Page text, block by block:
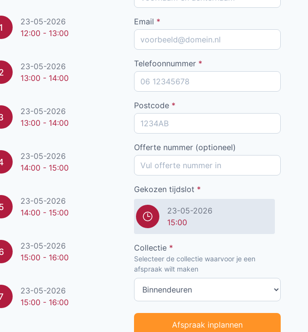
1
23-05-2026
12:00 - 13:00
23-05-2026
13:00 - 14:00
23-05-2026
13:00 - 14:00
23-05-2026
14:00 - 15:00
23-05-2026
14:00 - 15:00
23-05-2026
15:00 - 16:00
23-05-2026
15:00 - 16:00
Email *
Telefoonnummer *
Postcode *
Offerte nummer (optioneel)
Gekozen tijdslot *
23-05-2026
15:00
Collectie *
Selecteer de collectie waarvoor je een
afspraak wilt maken
Afspraak inplannen